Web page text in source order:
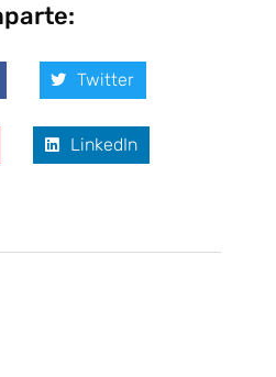
Twitter
LinkedIn